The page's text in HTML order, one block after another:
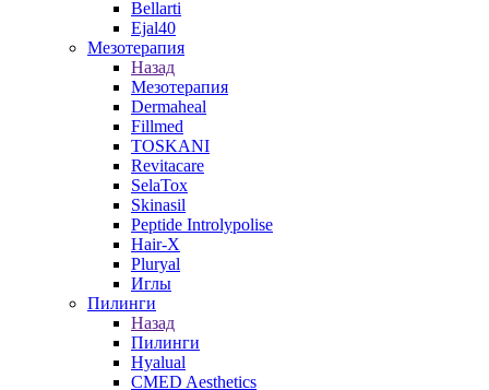
Bellarti
Ejal40
Мезотерапия
Назад
Мезотерапия
Dermaheal
Fillmed
TOSKANI
Revitacare
SelaTox
Skinasil
Peptide Introlypolise
Hair-X
Pluryal
Иглы
Пилинги
Назад
Пилинги
Hyalual
CMED Aesthetics